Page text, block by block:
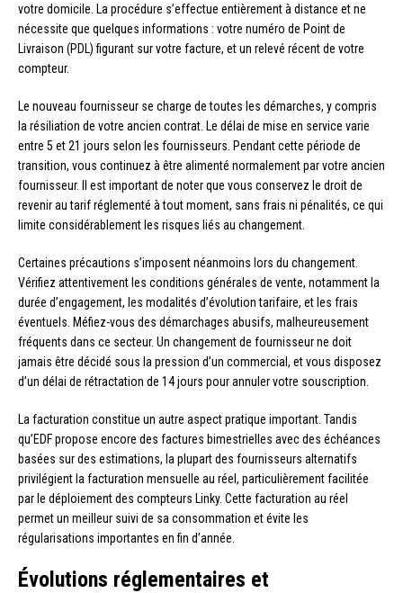
votre domicile. La procédure s’effectue entièrement à distance et ne
nécessite que quelques informations : votre numéro de Point de
Livraison (PDL) figurant sur votre facture, et un relevé récent de votre
compteur.
Le nouveau fournisseur se charge de toutes les démarches, y compris
la résiliation de votre ancien contrat. Le délai de mise en service varie
entre 5 et 21 jours selon les fournisseurs. Pendant cette période de
transition, vous continuez à être alimenté normalement par votre ancien
fournisseur. Il est important de noter que vous conservez le droit de
revenir au tarif réglementé à tout moment, sans frais ni pénalités, ce qui
limite considérablement les risques liés au changement.
Certaines précautions s’imposent néanmoins lors du changement.
Vérifiez attentivement les conditions générales de vente, notamment la
durée d’engagement, les modalités d’évolution tarifaire, et les frais
éventuels. Méfiez-vous des démarchages abusifs, malheureusement
fréquents dans ce secteur. Un changement de fournisseur ne doit
jamais être décidé sous la pression d’un commercial, et vous disposez
d’un délai de rétractation de 14 jours pour annuler votre souscription.
La facturation constitue un autre aspect pratique important. Tandis
qu’EDF propose encore des factures bimestrielles avec des échéances
basées sur des estimations, la plupart des fournisseurs alternatifs
privilégient la facturation mensuelle au réel, particulièrement facilitée
par le déploiement des compteurs Linky. Cette facturation au réel
permet un meilleur suivi de sa consommation et évite les
régularisations importantes en fin d’année.
Évolutions réglementaires et